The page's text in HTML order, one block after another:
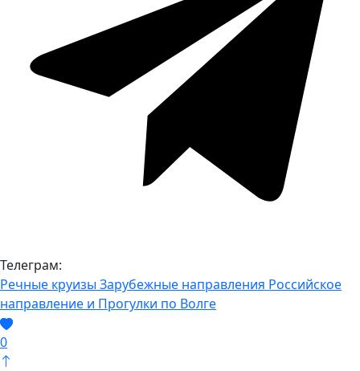
Телеграм:
Речные круизы Зарубежные направления Российское
направление и Прогулки по Волге
0